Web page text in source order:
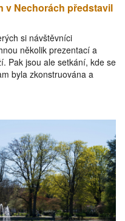
v Nechorách představil
si návštěvníci
několik prezentací a
Pak jsou ale setkání, kde se
byla zkonstruována a